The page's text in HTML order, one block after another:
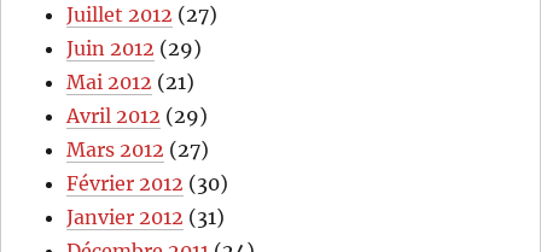
Juillet 2012 (27)
Juin 2012 (29)
Mai 2012 (21)
Avril 2012 (29)
Mars 2012 (27)
Février 2012 (30)
Janvier 2012 (31)